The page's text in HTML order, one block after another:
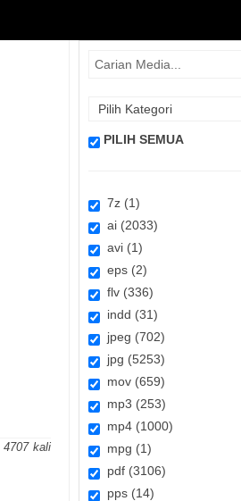
4707
PILIH SEMUA
7z (1)
ai (2033)
avi (1)
eps (2)
flv (336)
indd (31)
jpeg (702)
jpg (5253)
mov (659)
mp3 (253)
mp4 (1000)
mpg (1)
pdf (3106)
pps (14)